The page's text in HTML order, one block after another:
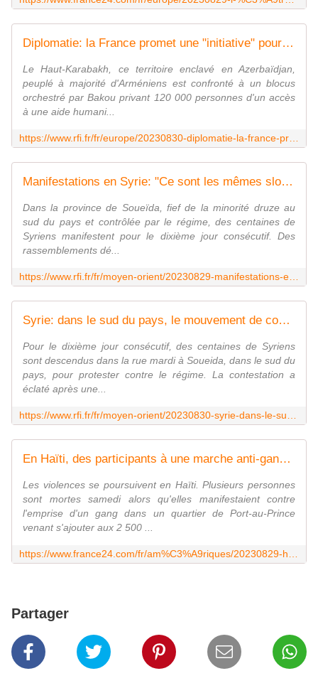
Diplomatie: la France promet une "initiative" pour le Haut-Karabakh
Le Haut-Karabakh, ce territoire enclavé en Azerbaïdjan,
peuplé à majorité d'Arméniens est confronté à un blocus
orchestré par Bakou privant 120 000 personnes d'un accès
à une aide humani...
Manifestations en Syrie: "Ce sont les mêmes slogans qu'en 2011, comme si la révolution se poursuivait"
Dans la province de Soueïda, fief de la minorité druze au
sud du pays et contrôlée par le régime, des centaines de
Syriens manifestent pour le dixième jour consécutif. Des
rassemblements dé...
Syrie: dans le sud du pays, le mouvement de contestation contre le régime se radicalise
Pour le dixième jour consécutif, des centaines de Syriens
sont descendus dans la rue mardi à Soueida, dans le sud du
pays, pour protester contre le régime. La contestation a
éclaté après une...
En Haïti, des participants à une marche anti-gang tués par balle
Les violences se poursuivent en Haïti. Plusieurs personnes
sont mortes samedi alors qu'elles manifestaient contre
l'emprise d'un gang dans un quartier de Port-au-Prince
venant s'ajouter aux 2 500 ...
Partager